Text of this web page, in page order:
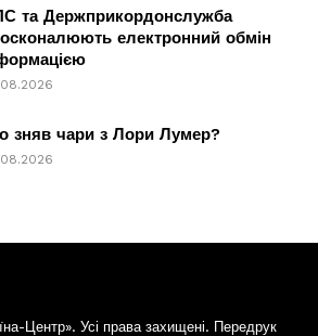
та Держприкордонслужба
електронний обмін
зняв чари з Лори Лумер?
Центр». Усі права захищені. Передрук